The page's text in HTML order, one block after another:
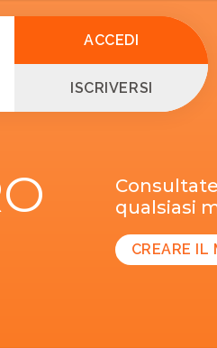
ACCEDI
ISCRIVERSI
qualsiasi
CREARE IL